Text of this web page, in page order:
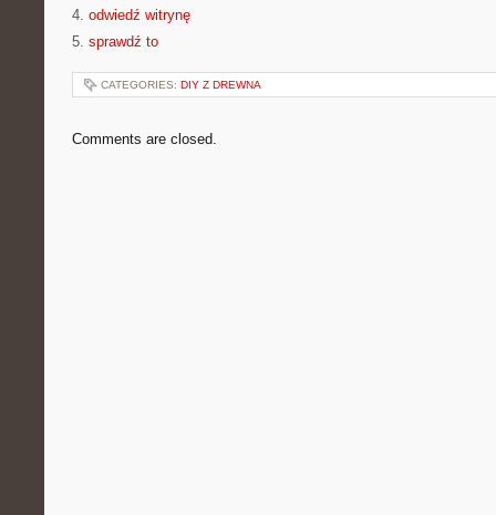
4. odwiedź witrynę
5. sprawdź to
CATEGORIES: DIY Z DREWNA
Comments are closed.